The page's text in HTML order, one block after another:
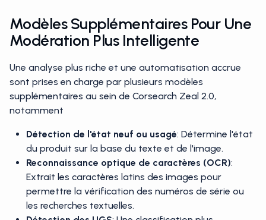
Modèles Supplémentaires Pour Une
Modération Plus Intelligente
Une analyse plus riche et une automatisation accrue
sont prises en charge par plusieurs modèles
supplémentaires au sein de Corsearch Zeal 2.0,
notamment
Détection de l'état neuf ou usagé: Détermine l'état
du produit sur la base du texte et de l'image.
Reconnaissance optique de caractères (OCR):
Extrait les caractères latins des images pour
permettre la vérification des numéros de série ou
les recherches textuelles.